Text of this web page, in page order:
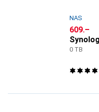
NAS
CHF
609.–
0 TB